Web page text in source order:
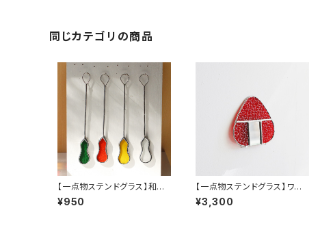
同じカテゴリの商品
【一点物ステンドグラス】和田
良弘／つりさげひょうたん
（長）_クリアカラー
¥950
【一点物ステンドグラス】ワン
ダーおむすびA／和田良弘
¥3,300